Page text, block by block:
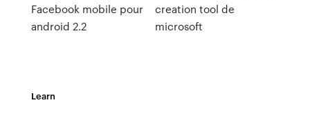
Facebook mobile pour
android 2.2
creation tool de
microsoft
Learn